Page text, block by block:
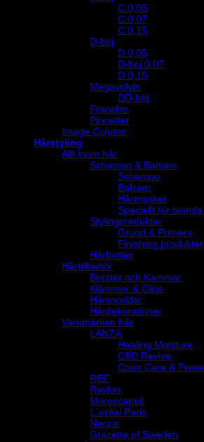
C 0,05
C 0,07
C 0,15
D-böj
D 0,05
D-böj 0,07
D 0,15
Megavolym
DD-böj
Franslim
Pincetter
Image Column
Hårstyling
Allt inom hår
Schampo & Balsam
Schampo
Balsam
Hårmasker
Speciellt för
Stylingprodukter
Grund & Primers
Finishing produkter
Hårbotten
Hårtillbehör
Borstar och Kammar
Klämmor & Clips
Hårsnoddar
Hårdekorationer
Varumärken hår
LANZA
Healing Moisture
CBD Revive
Color Care &
REF
Revlon
Moroccanoil
L´oréal Paris
Neccin
Grazette of Sweden